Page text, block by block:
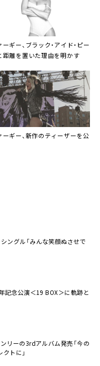
ーギー、 ブラック・アイド・ピー
距離を置いた理由を明かす
ーギー、新作のティーザーを公
ングル「みんな笑顔ぬさせで
年記念公演＜19 BOX＞に軌跡と
ンリーの3rdアルバム発売「今の
トに」